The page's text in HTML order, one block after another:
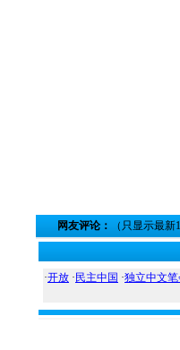
网友评论： （只显示最
·开放 · 民主中国 ·独立中文